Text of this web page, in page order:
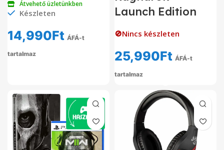
Átvehető üzletünkben
Készleten
14,990Ft ÁFÁ-t
tartalmaz
Launch Edition
🚫Nincs készleten
25,990Ft ÁFÁ-t
tartalmaz